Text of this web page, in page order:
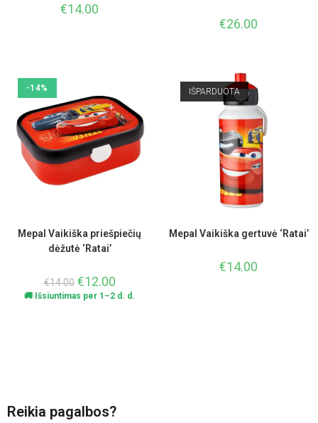
€14.00
€26.00
-14%
Mepal Vaikiška priešpiečių
dėžutė ‘Ratai’
€14.00 €12.00
🚚 Išsiuntimas per 1–2 d. d.
IŠPARDUOTA
Mepal Vaikiška gertuvė ‘Ratai’
€14.00
Reikia pagalbos?